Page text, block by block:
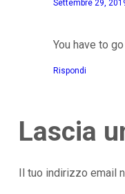
Settembre 29,
You have to
Rispondi
Lascia
Il tuo indirizzo email